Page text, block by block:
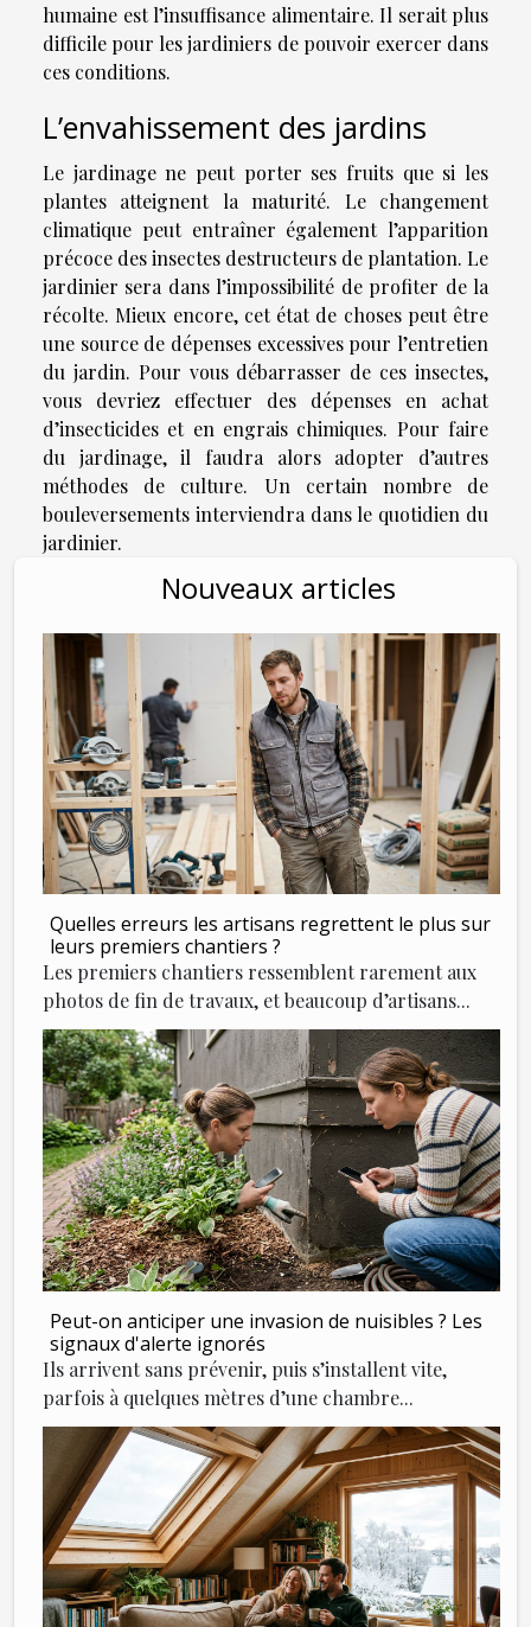
humaine est l’insuffisance alimentaire. Il serait plus
difficile pour les jardiniers de pouvoir exercer dans
ces conditions.
L’envahissement des jardins
Le jardinage ne peut porter ses fruits que si les
plantes atteignent la maturité. Le changement
climatique peut entraîner également l’apparition
précoce des insectes destructeurs de plantation. Le
jardinier sera dans l’impossibilité de profiter de la
récolte. Mieux encore, cet état de choses peut être
une source de dépenses excessives pour l’entretien
du jardin. Pour vous débarrasser de ces insectes,
vous devriez effectuer des dépenses en achat
d’insecticides et en engrais chimiques. Pour faire
du jardinage, il faudra alors adopter d’autres
méthodes de culture. Un certain nombre de
bouleversements interviendra dans le quotidien du
jardinier.
Nouveaux articles
Quelles erreurs les artisans regrettent le plus sur
leurs premiers chantiers ?
Les premiers chantiers ressemblent rarement aux
photos de fin de travaux, et beaucoup d’artisans...
Peut-on anticiper une invasion de nuisibles ? Les
signaux d'alerte ignorés
Ils arrivent sans prévenir, puis s’installent vite,
parfois à quelques mètres d’une chambre...